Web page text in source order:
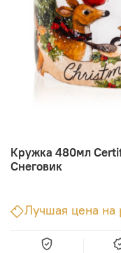
Кружка 480мл
Снеговик
Лучшая цена